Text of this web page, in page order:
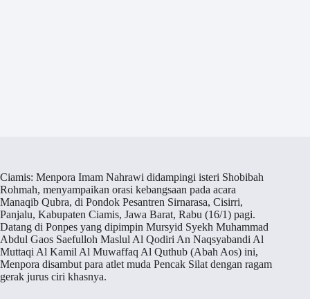
Ciamis: Menpora Imam Nahrawi didampingi isteri Shobibah
Rohmah, menyampaikan orasi kebangsaan pada acara
Manaqib Qubra, di Pondok Pesantren Sirnarasa, Cisirri,
Panjalu, Kabupaten Ciamis, Jawa Barat, Rabu (16/1) pagi.
Datang di Ponpes yang dipimpin Mursyid Syekh Muhammad
Abdul Gaos Saefulloh Maslul Al Qodiri An Naqsyabandi Al
Muttaqi Al Kamil Al Muwaffaq Al Quthub (Abah Aos) ini,
Menpora disambut para atlet muda Pencak Silat dengan ragam
gerak jurus ciri khasnya.